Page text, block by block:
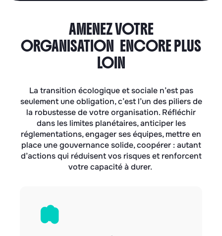
AMENEZ VOTRE
ORGANISATION ENCORE PLUS
LOIN
La transition écologique et sociale n’est pas
seulement une obligation, c’est l’un des piliers de
la robustesse de votre organisation. Réfléchir
dans les limites planétaires, anticiper les
réglementations, engager ses équipes, mettre en
place une gouvernance solide, coopérer : autant
d’actions qui réduisent vos risques et renforcent
votre capacité à durer.